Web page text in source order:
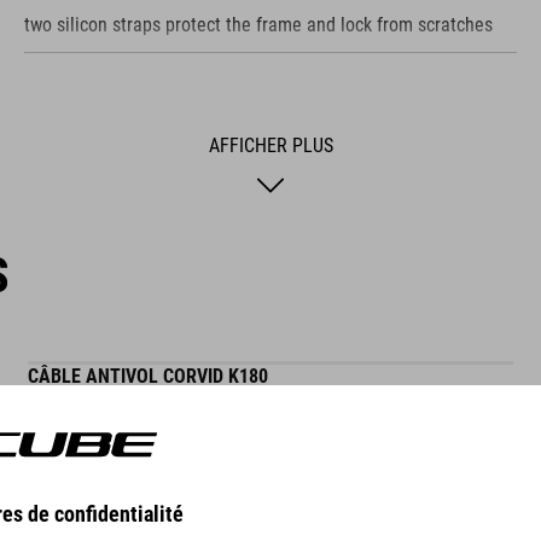
two silicon straps protect the frame and lock from scratches
AFFICHER PLUS
CÂBLE ANTIVOL CORVID K180